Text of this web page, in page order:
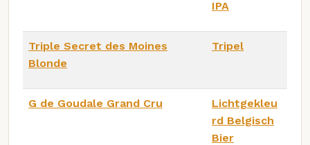
IPA
Triple Secret des Moines
Blonde
Tripel
G de Goudale Grand Cru
Lichtgekleu
rd Belgisch
Bier